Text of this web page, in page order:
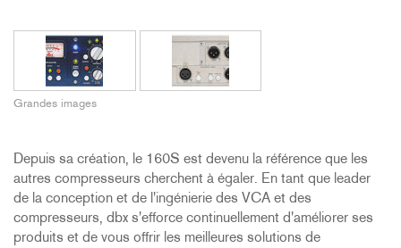
Grandes images
Depuis sa création, le 160S est devenu la référence que les
autres compresseurs cherchent à égaler. En tant que leader
de la conception et de l'ingénierie des VCA et des
compresseurs, dbx s'efforce continuellement d'améliorer ses
produits et de vous offrir les meilleures solutions de